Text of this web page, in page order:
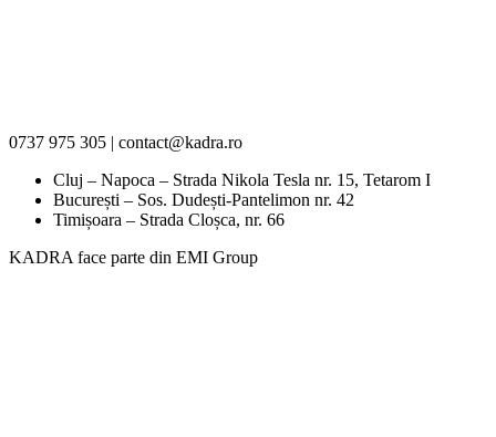
0737 975 305 | contact@kadra.ro
Cluj – Napoca – Strada Nikola Tesla nr. 15, Tetarom I
București – Sos. Dudești-Pantelimon nr. 42
Timișoara – Strada Cloșca, nr. 66
KADRA face parte din EMI Group